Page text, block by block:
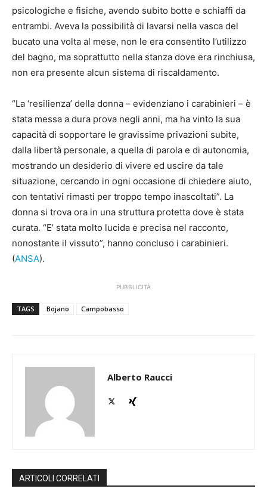
psicologiche e fisiche, avendo subito botte e schiaffi da
entrambi. Aveva la possibilità di lavarsi nella vasca del
bucato una volta al mese, non le era consentito l’utilizzo
del bagno, ma soprattutto nella stanza dove era rinchiusa,
non era presente alcun sistema di riscaldamento.
“La ‘resilienza’ della donna – evidenziano i carabinieri – è
stata messa a dura prova negli anni, ma ha vinto la sua
capacità di sopportare le gravissime privazioni subite,
dalla libertà personale, a quella di parola e di autonomia,
mostrando un desiderio di vivere ed uscire da tale
situazione, cercando in ogni occasione di chiedere aiuto,
con tentativi rimasti per troppo tempo inascoltati”. La
donna si trova ora in una struttura protetta dove è stata
curata. “E’ stata molto lucida e precisa nel racconto,
nonostante il vissuto”, hanno concluso i carabinieri.
(ANSA).
PUBBLICITÀ
TAGS Bojano Campobasso
Alberto Raucci
ARTICOLI CORRELATI